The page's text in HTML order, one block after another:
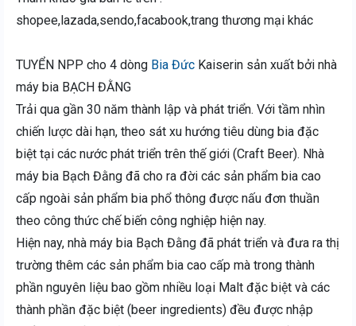
shopee,lazada,sendo,facabook,trang thương mại khác
TUYỂN NPP cho 4 dòng Bia Đức Kaiserin sản xuất bởi nhà
máy bia BẠCH ĐẰNG
Trải qua gần 30 năm thành lập và phát triển. Với tầm nhìn
chiến lược dài hạn, theo sát xu hướng tiêu dùng bia đặc
biệt tại các nước phát triển trên thế giới (Craft Beer). Nhà
máy bia Bạch Đằng đã cho ra đời các sản phẩm bia cao
cấp ngoài sản phẩm bia phổ thông được nấu đơn thuần
theo công thức chế biến công nghiệp hiện nay.
Hiện nay, nhà máy bia Bạch Đằng đã phát triển và đưa ra thị
trường thêm các sản phẩm bia cao cấp mà trong thành
phần nguyên liệu bao gồm nhiều loại Malt đặc biệt và các
thành phần đặc biệt (beer ingredients) đều được nhập